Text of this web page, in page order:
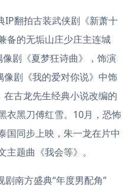
IP翻拍古装武侠剧《新萧十
备的无垢山庄少庄主连城
剧《夏梦狂诗曲》，饰演
剧《我的爱对你说》中饰
古龙先生经典小说改编的
衣黑刀傅红雪。10月，恐怖
国同步上映，朱一龙在片中
题曲《我会等》。
南方盛典“年度男配角”